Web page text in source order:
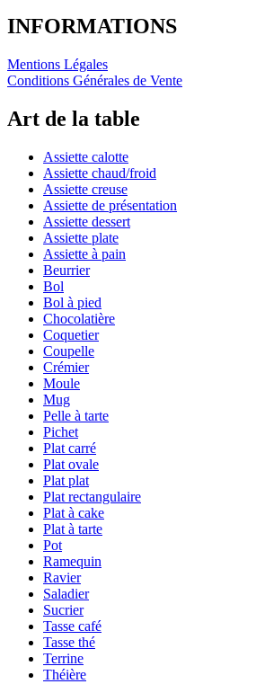
INFORMATIONS
Mentions Légales
Conditions Générales de Vente
Art de la table
Assiette calotte
Assiette chaud/froid
Assiette creuse
Assiette de présentation
Assiette dessert
Assiette plate
Assiette à pain
Beurrier
Bol
Bol à pied
Chocolatière
Coquetier
Coupelle
Crémier
Moule
Mug
Pelle à tarte
Pichet
Plat carré
Plat ovale
Plat plat
Plat rectangulaire
Plat à cake
Plat à tarte
Pot
Ramequin
Ravier
Saladier
Sucrier
Tasse café
Tasse thé
Terrine
Théière